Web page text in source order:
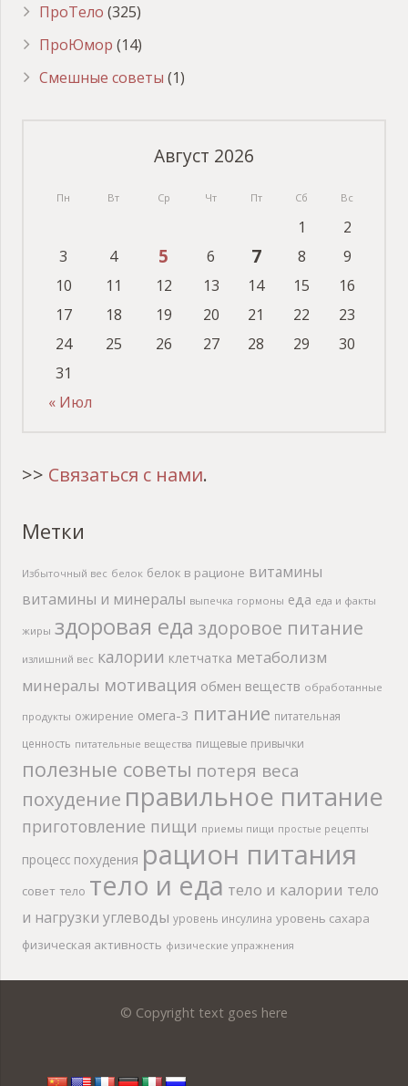
ПроТело (325)
ПроЮмор (14)
Смешные советы (1)
Август 2026
Пн Вт Ср Чт Пт Сб Вс
« Июл
1
2
3
4 5 6 7 8
9
10
11 12 13 14 15
16
17
18 19 20 21 22
23
24
25 26 27 28 29
30
31
>> Связаться с нами.
Метки
Избыточный вес белок белок в рационе витамины
витамины и минералы выпечка гормоны еда еда и факты
жиры здоровая еда здоровое питание
излишний вес калории клетчатка метаболизм
минералы мотивация обмен веществ обработанные
продукты ожирение омега-3 питание питательная
ценность питательные вещества пищевые привычки
полезные советы потеря веса
похудение правильное питание
приготовление пищи приемы пищи простые рецепты
процесс похудения рацион питания
совет тело тело и еда тело и калории тело
и нагрузки углеводы уровень инсулина уровень сахара
физическая активность физические упражнения
© Copyright text goes here